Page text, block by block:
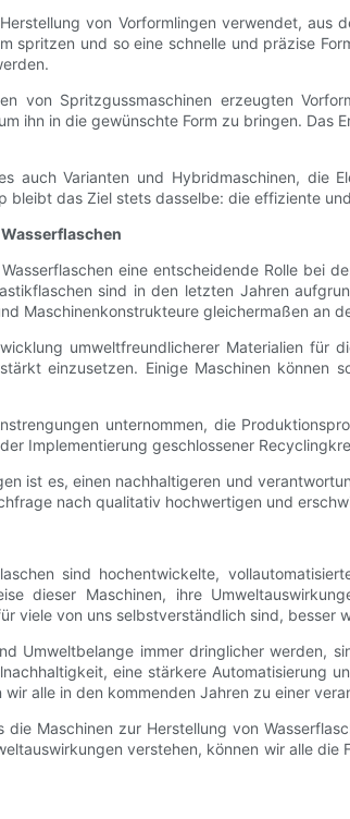
von Vorformlingen verwendet,
spritzen und so eine schnelle und präzise
von Spritzgussmaschinen erzeugten
ihn in die gewünschte Form zu bringen. Das
auch Varianten und Hybridmaschinen, die
bleibt das Ziel stets dasselbe: die effiziente
eine entscheidende Rolle
sind in den letzten Jahren
Maschinenkonstrukteure gleichermaßen an
umweltfreundlicherer Materialien für
einzusetzen. Einige Maschinen
unternommen, die
Implementierung geschlossener
ist es, einen nachhaltigeren und
nach qualitativ hochwertigen und
sind hochentwickelte,
dieser Maschinen, ihre
viele von uns selbstverständlich sind, besser
Umweltbelange immer dringlicher werden,
eine stärkere Automatisierung
alle in den kommenden Jahren zu einer
die Maschinen zur Herstellung von
verstehen, können wir alle